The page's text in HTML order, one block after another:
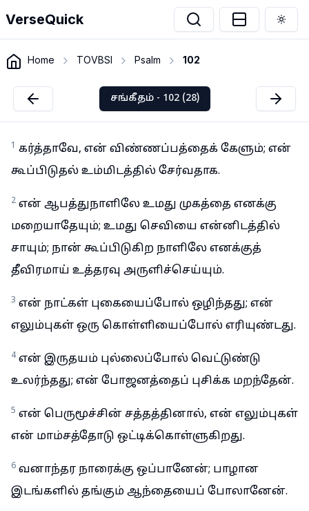
VerseQuick
Home TOVBSI Psalm 102
சங்கீதம் - 102 (28)
1 கர்த்தாவே, என் விண்ணப்பத்தைக் கேளும்; என்
கூப்பிடுதல் உம்மிடத்தில் சேர்வதாக.
2 என் ஆபத்துநாளிலே உமது முகத்தை எனக்கு
மறையாதேயும்; உமது செவியை என்னிடத்தில்
சாயும்; நான் கூப்பிடுகிற நாளிலே எனக்குத்
தீவிரமாய் உத்தரவு அருளிச்செய்யும்.
3 என் நாட்கள் புகையைப்போல் ஒழிந்தது; என்
எலும்புகள் ஒரு கொள்ளியைப்போல் எரியுண்டது.
4 என் இருதயம் புல்லைப்போல் வெட்டுண்டு
உலர்ந்தது; என் போஜனத்தைப் புசிக்க மறந்தேன்.
5 என் பெருமூச்சின் சத்தத்தினால், என் எலும்புகள்
என் மாம்சத்தோடு ஒட்டிக்கொள்ளுகிறது.
6 வனாந்தர நாரைக்கு ஒப்பானேன்; பாழான
இடங்களில் தங்கும் ஆந்தையைப் போலானேன்.